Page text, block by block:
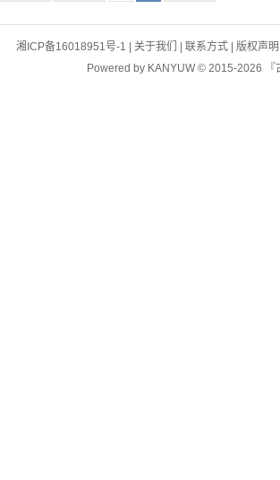
湘ICP备16018951号-1 关于我们 联系方式| 版权声明
Powered by KANYUW© 2015-2026 『